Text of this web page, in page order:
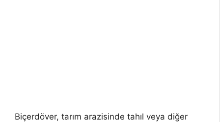
Biçerdöver, tarım arazisinde tahıl veya diğer